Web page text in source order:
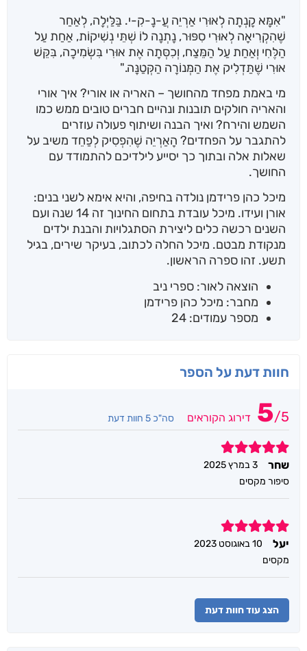
"אִמָּא קָנְתָה לְאוּרִי אַרְיֵה עֲ-נָ-קִ-י. בַּלַּיְלָה, לְאַחַר
שֶׁהִקְרִיאָה לְאוּרִי סִפּוּר, נָתְנָה לוֹ שְׁתֵּי נְשִׁיקוֹת, אַחַת עַל
הַלֶּחִי וְאַחַת עַל הַמֵּצַח, וְכִסְּתָה אֶת אוּרִי בִּשְׂמִיכָה, בִּקֵּשׁ
אוּרִי שֶׁתַּדְלִיק אֶת הַמְּנוֹרָה הַקְּטַנָּה."
מי באמת מפחד מהחושך – האריה או אורי? איך אורי
והאריה חולקים תובנות ונהיים חברים טובים ממש כמו
השמש והירח? ואיך הבנה ושיתוף פעולה עוזרים
להתגבר על הפחדים? הָאַרְיֵה שֶׁהִפְסִיק לְפַחֵד משיב על
שאלות אלה ובתוך כך יסייע לילדיכם להתמודד עם
החושך.
מיכל כהן פרידמן נולדה בחיפה, והיא אימא לשני בנים:
אורן ועידו. מיכל עובדת בתחום החינוך זה 14 שנה ועם
השנים רכשה כלים ליצירת הסתגלויות והבנת ילדים
מנקודת מבטם. מיכל החלה לכתוב, בעיקר שירים, בגיל
תשע. זהו ספרה הראשון.
הוצאה לאור: ספרי ניב
מחבר: מיכל כהן פרידמן
מספר עמודים: 24
חוות דעת על הספר
5/5 דירוג הקוראים סה"כ 5 חוות דעת
5
שחר
3 במרץ 2025
סיפור מקסים
5
יעל
10 באוגוסט 2023
מקסים
הצג עוד חוות דעת